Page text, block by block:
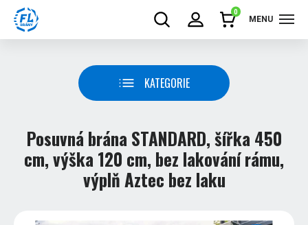
0
MENU
KATEGORIE
Posuvná brána STANDARD, šířka 450
cm, výška 120 cm, bez lakování rámu,
výplň Aztec bez laku